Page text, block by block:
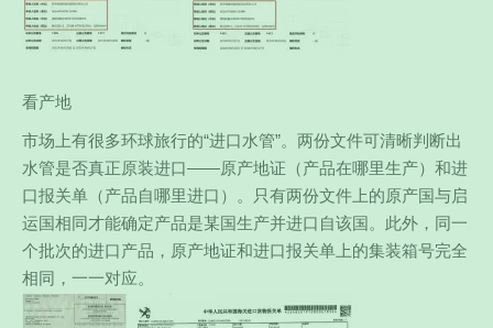
看产地
市场上有很多环球旅行的“进口水管”。两份文件可清晰判断出
水管是否真正原装进口——原产地证（产品在哪里生产）和进
口报关单（产品自哪里进口）。只有两份文件上的原产国与启
运国相同才能确定产品是某国生产并进口自该国。此外，同一
个批次的进口产品，原产地证和进口报关单上的集装箱号完全
相同，一一对应。